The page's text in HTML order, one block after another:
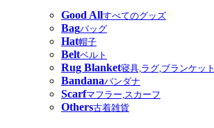
Good Allすべてのグッズ
Bagバッグ
Hat帽子
Beltベルト
Rug Blanket寝具,ラグ,ブランケット
Bandanaバンダナ
Scarfマフラー,スカーフ
Others古着雑貨